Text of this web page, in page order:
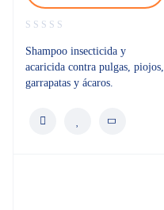
Shampoo insecticida y
acaricida contra pulgas, piojos,
garrapatas y ácaros.